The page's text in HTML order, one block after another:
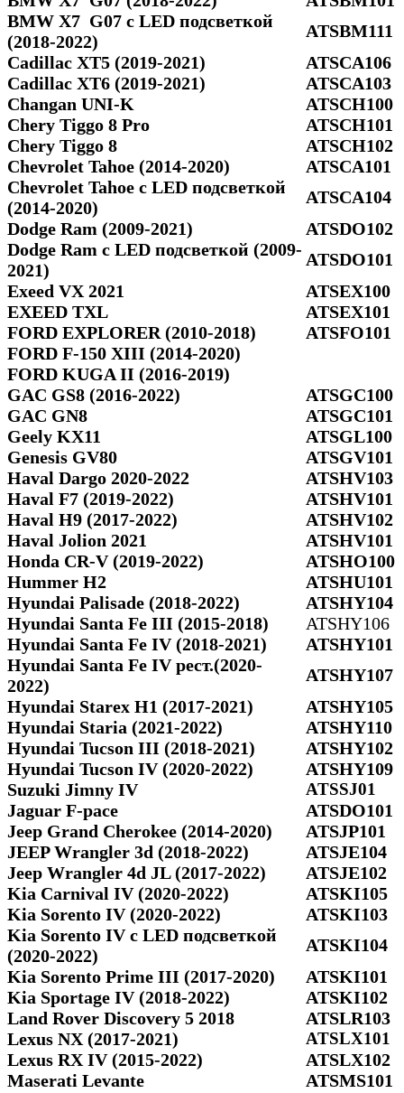
BMW X7 G07 с LED подсветкой
(2018-2022)
ATSBM111
Cadillac XT5 (2019-2021)
ATSCA106
Cadillac XT6 (2019-2021)
ATSCA103
Changan UNI-K
ATSCH100
Chery Tiggo 8 Pro
ATSCH101
Chery Tiggo 8
ATSCH102
Chevrolet Tahoe (2014-2020)
ATSCA101
Chevrolet Tahoe с LED подсветкой
(2014-2020)
ATSCA104
Dodge Ram (2009-2021)
ATSDO102
Dodge Ram c LED подсветкой (2009-
2021)
ATSDO101
Exeed VX 2021
ATSEX100
EXEED TXL
ATSEX101
FORD EXPLORER (2010-2018)
ATSFO101
FORD F-150 XIII (2014-2020)
FORD KUGA II (2016-2019)
GAC GS8 (2016-2022)
ATSGC100
GAC GN8
ATSGC101
Geely KX11
ATSGL100
Genesis GV80
ATSGV101
Haval Dargo 2020-2022
ATSHV103
Haval F7 (2019-2022)
ATSHV101
Haval H9 (2017-2022)
ATSHV102
Haval Jolion 2021
ATSHV101
Honda CR-V (2019-2022)
ATSHO100
Hummer H2
ATSHU101
Hyundai Palisade (2018-2022)
ATSHY104
Hyundai Santa Fe III (2015-2018)
ATSHY106
Hyundai Santa Fe IV (2018-2021)
ATSHY101
Hyundai Santa Fe IV рест.(2020-
2022)
ATSHY107
Hyundai Starex H1 (2017-2021)
ATSHY105
Hyundai Staria (2021-2022)
ATSHY110
Hyundai Tucson III (2018-2021)
ATSHY102
Hyundai Tucson IV (2020-2022)
ATSHY109
Suzuki Jimny IV
ATSSJ01
Jaguar F-pace
ATSDO101
Jeep Grand Cherokee (2014-2020)
ATSJP101
JEEP Wrangler 3d (2018-2022)
ATSJE104
Jeep Wrangler 4d JL (2017-2022)
ATSJE102
Kia Carnival IV (2020-2022)
ATSKI105
Kia Sorento IV (2020-2022)
ATSKI103
Kia Sorento IV с LED подсветкой
(2020-2022)
ATSKI104
Kia Sorento Prime III (2017-2020)
ATSKI101
Kia Sportage IV (2018-2022)
ATSKI102
Land Rover Discovery 5 2018
ATSLR103
Lexus NX (2017-2021)
ATSLX101
Lexus RX IV (2015-2022)
ATSLX102
Maserati Levante
ATSMS101